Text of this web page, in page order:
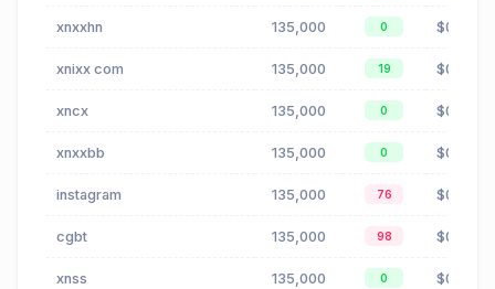
xnxxhn 135,000 0 $0.00
xnixx com 135,000 19 $0.00
xncx 135,000 0 $0.00
xnxxbb 135,000 0 $0.00
instagram 135,000 76 $0.85
cgbt 135,000 98 $0.35
xnss 135,000 0 $0.00